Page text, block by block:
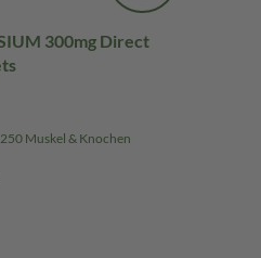
300mg Direct
Muskel & Knochen